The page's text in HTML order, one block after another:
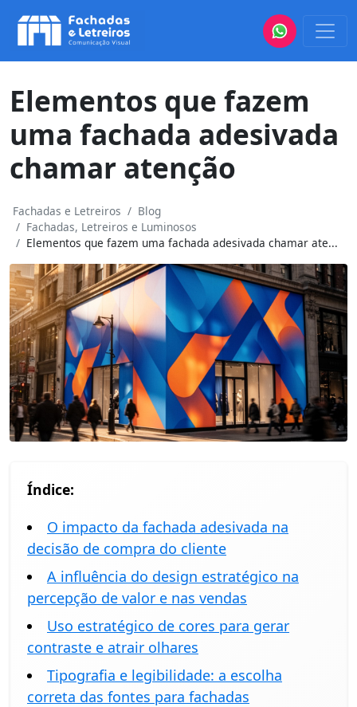
Elementos que fazem
uma fachada adesivada
chamar atenção
Fachadas e Letreiros
Blog
Fachadas, Letreiros e Luminosos
Elementos que fazem uma fachada adesivada chamar ate...
Índice:
O impacto da fachada adesivada na
decisão de compra do cliente
A influência do design estratégico na
percepção de valor e nas vendas
Uso estratégico de cores para gerar
contraste e atrair olhares
Tipografia e legibilidade: a escolha
correta das fontes para fachadas